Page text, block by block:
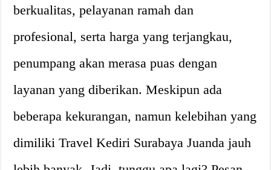
berkualitas, pelayanan ramah dan
profesional, serta harga yang terjangkau,
penumpang akan merasa puas dengan
layanan yang diberikan. Meskipun ada
beberapa kekurangan, namun kelebihan yang
dimiliki Travel Kediri Surabaya Juanda jauh